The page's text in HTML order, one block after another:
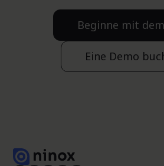
Beginne mit
Eine Demo